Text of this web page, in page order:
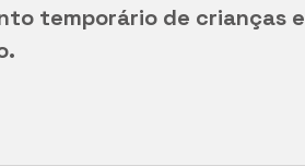
temporário de crianças e